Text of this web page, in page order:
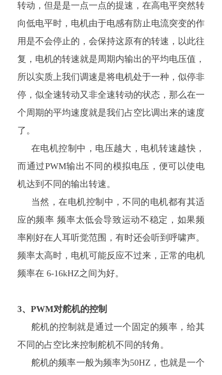
转动，但是是一点一点的提速，在高电平突然转
向低电平时，电机由于电感有防止电流突变的作
用是不会停止的，会保持这原有的转速，以此往
复，电机的转速就是周期内输出的平均电压值，
所以实质上我们调速是将电机处于一种，似停非
停，似全速转动又非全速转动的状态，那么在一
个周期的平均速度就是我们占空比调出来的速度
了。
在电机控制中，电压越大，电机转速越快，
而通过PWM输出不同的模拟电压，便可以使电
机达到不同的输出转速。
当然，在电机控制中，不同的电机都有其适
应的频率 频率太低会导致运动不稳定，如果频
率刚好在人耳听觉范围，有时还会听到呼啸声。
频率太高时，电机可能反应不过来，正常的电机
频率在 6-16kHZ之间为好。
3、PWM对舵机的控制
舵机的控制就是通过一个固定的频率，给其
不同的占空比来控制舵机不同的转角。
舵机的频率一般为频率为50HZ，也就是一个